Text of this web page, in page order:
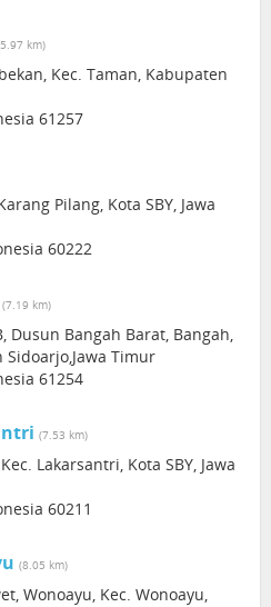
km)
Kec. Taman, Kabupaten
61257
Pilang, Kota SBY, Jawa
60222
(7.19 km)
Dusun Bangah Barat, Bangah,
Sidoarjo,Jawa Timur
61254
(7.53 km)
Lakarsantri, Kota SBY, Jawa
60211
(8.05 km)
Wonoayu, Kec. Wonoayu,